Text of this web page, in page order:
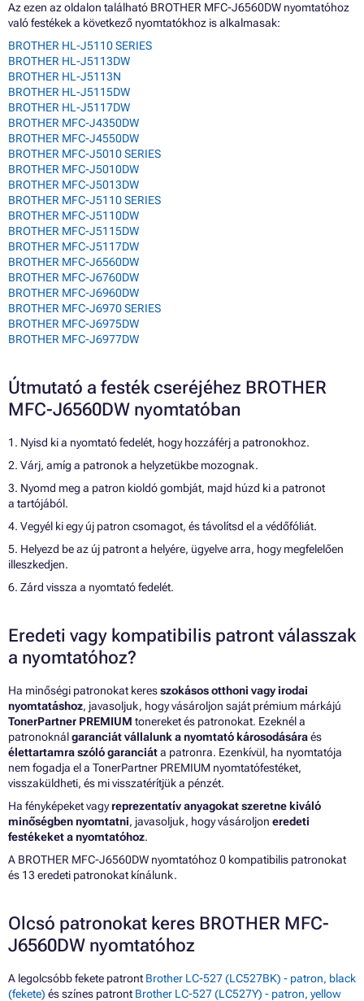
Az ezen az oldalon található BROTHER MFC-J6560DW nyomtatóhoz
való festékek a következő nyomtatókhoz is alkalmasak:
BROTHER HL-J5110 SERIES
BROTHER HL-J5113DW
BROTHER HL-J5113N
BROTHER HL-J5115DW
BROTHER HL-J5117DW
BROTHER MFC-J4350DW
BROTHER MFC-J4550DW
BROTHER MFC-J5010 SERIES
BROTHER MFC-J5010DW
BROTHER MFC-J5013DW
BROTHER MFC-J5110 SERIES
BROTHER MFC-J5110DW
BROTHER MFC-J5115DW
BROTHER MFC-J5117DW
BROTHER MFC-J6560DW
BROTHER MFC-J6760DW
BROTHER MFC-J6960DW
BROTHER MFC-J6970 SERIES
BROTHER MFC-J6975DW
BROTHER MFC-J6977DW
Útmutató a festék cseréjéhez BROTHER
MFC-J6560DW nyomtatóban
1. Nyisd ki a nyomtató fedelét, hogy hozzáférj a patronokhoz.
2. Várj, amíg a patronok a helyzetükbe mozognak.
3. Nyomd meg a patron kioldó gombját, majd húzd ki a patronot
a tartójából.
4. Vegyél ki egy új patron csomagot, és távolítsd el a védőfóliát.
5. Helyezd be az új patront a helyére, ügyelve arra, hogy megfelelően
illeszkedjen.
6. Zárd vissza a nyomtató fedelét.
Eredeti vagy kompatibilis patront válasszak
a nyomtatóhoz?
Ha minőségi patronokat keresszokásos otthoni vagy irodai
nyomtatáshoz, javasoljuk, hogy vásároljon saját prémium márkájú
TonerPartner PREMIUM tonereket és patronokat. Ezeknél a
patronoknálgaranciát vállalunk a nyomtató károsodásáraés
élettartamra szóló garanciáta patronra. Ezenkívül, ha nyomtatója
nem fogadja el a TonerPartner PREMIUM nyomtatófestéket,
visszaküldheti, és mi visszatérítjük a pénzét.
Ha fényképeket vagyreprezentatív anyagokat szeretne kiváló
minőségben nyomtatni, javasoljuk, hogy vásároljon eredeti
festékeket a nyomtatóhoz.
A BROTHER MFC-J6560DW nyomtatóhoz 0 kompatibilis patronokat
és 13 eredeti patronokat kínálunk.
Olcsó patronokat keres BROTHER MFC-
J6560DW nyomtatóhoz
A legolcsóbb fekete patront Brother LC-527 (LC527BK) - patron, black
(fekete) és színes patront Brother LC-527 (LC527Y) - patron, yellow